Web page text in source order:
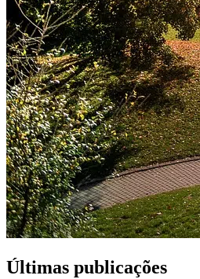
Últimas publicações